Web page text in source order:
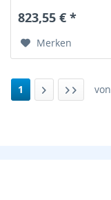
823,55 € *
Merken
1 von